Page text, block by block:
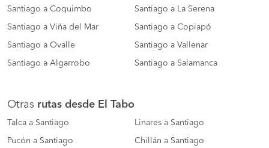
Santiago a Coquimbo Santiago a La Serena
Santiago a Viña del Mar Santiago a Copiapó
Santiago a Ovalle Santiago a Vallenar
Santiago a Algarrobo Santiago a Salamanca
Otras rutas desde El Tabo
Talca a Santiago Linares a Santiago
Pucón a Santiago Chillán a Santiago